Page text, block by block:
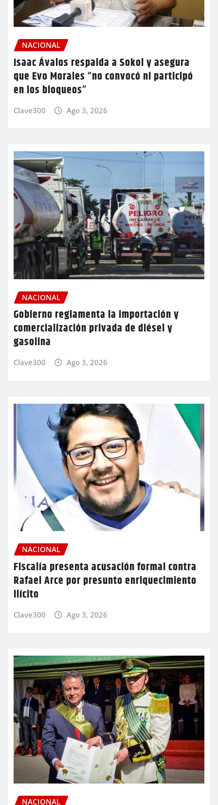
NACIONAL
Isaac Ávalos respalda a Sokol y asegura
que Evo Morales “no convocó ni participó
en los bloqueos”
Clave300 Ago 3, 2026
NACIONAL
Gobierno reglamenta la importación y
comercialización privada de diésel y
gasolina
Clave300 Ago 3, 2026
NACIONAL
Fiscalía presenta acusación formal contra
Rafael Arce por presunto enriquecimiento
ilícito
Clave300 Ago 3, 2026
NACIONAL